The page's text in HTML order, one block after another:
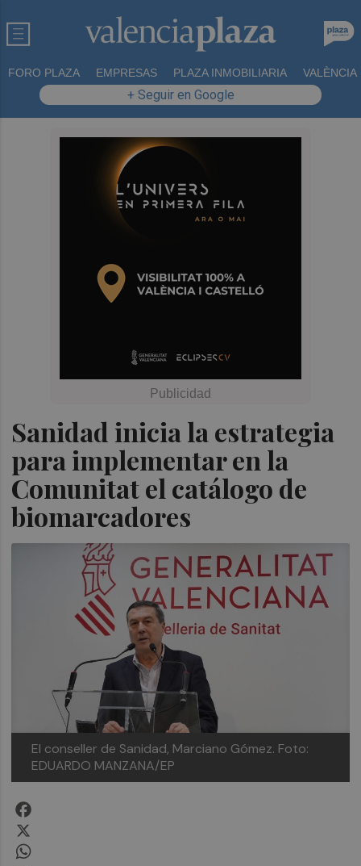
FORO PLAZA EMPRESAS PLAZA INMOBILIARIA VALÈNCIA
+ Seguir en Google
Sanidad inicia la estrategia
para implementar en la
Comunitat el catálogo de
biomarcadores
El conseller de Sanidad, Marciano Gómez. Foto:
EDUARDO MANZANA/EP